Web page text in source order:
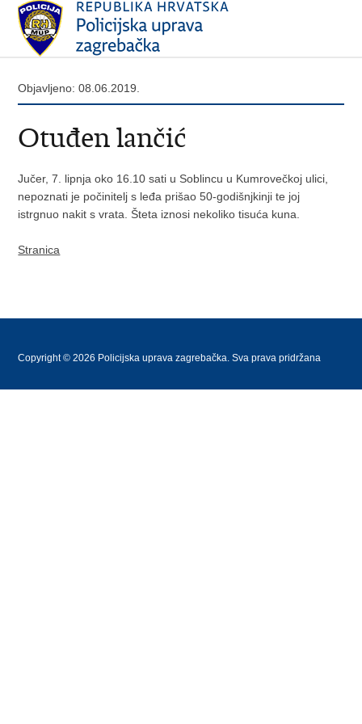
Objavljeno: 08.06.2019.
Otuđen lančić
Jučer, 7. lipnja oko 16.10 sati u Soblincu u Kumrovečkoj ulici,
nepoznati je počinitelj s leđa prišao 50-godišnjkinji te joj
istrgnuo nakit s vrata. Šteta iznosi nekoliko tisuća kuna.
Stranica
Copyright © 2026 Policijska uprava zagrebačka. Sva prava pridržana